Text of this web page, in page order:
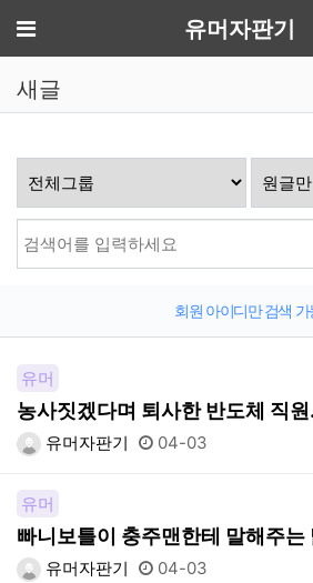
메뉴 유머자판기
새글
회원 아이디만 검색 가
유머
농사짓겠다며 퇴사한 반도체 직
유머자판기 04-03
유머
빠니보틀이 충주맨한테 말해주는
유머자판기 04-03